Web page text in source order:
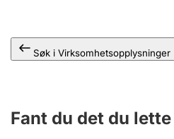
Søk i Virksomhetsopplysninger
Fant du det du